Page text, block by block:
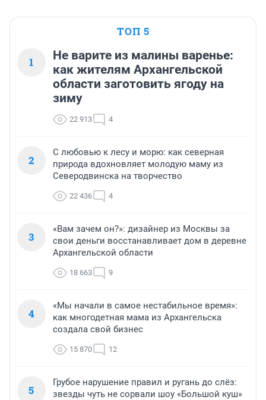
ТОП 5
1
Не варите из малины варенье:
как жителям Архангельской
области заготовить ягоду на
зиму
22 913 4
2
С любовью к лесу и морю: как северная
природа вдохновляет молодую маму из
Северодвинска на творчество
22 436 4
3
«Вам зачем он?»: дизайнер из Москвы за
свои деньги восстанавливает дом в деревне
Архангельской области
18 663 9
4
«Мы начали в самое нестабильное время»:
как многодетная мама из Архангельска
создала свой бизнес
15 870 12
5
Грубое нарушение правил и ругань до слёз:
звезды чуть не сорвали шоу «Большой куш»